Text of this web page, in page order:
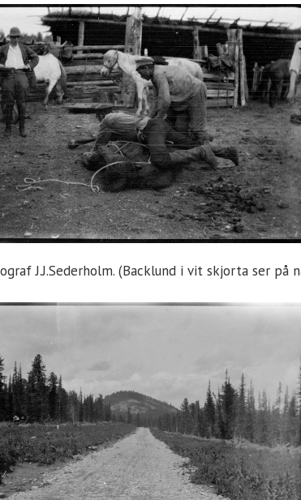
J.J.Sederholm. (Backlund i vit skjorta ser på